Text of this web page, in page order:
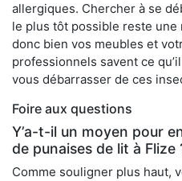
allergiques. Chercher à se
le plus tôt possible reste
donc bien vos meubles et
professionnels savent ce
vous débarrasser de ces
Foire aux questions
Y’a-t-il un moyen pour
de punaises de lit à Flize
Comme souligner plus haut,